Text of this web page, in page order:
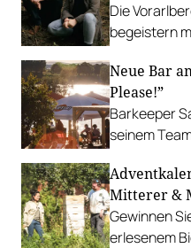
Die
begeistern
nächster
Neue Bar
Please!”
Barkeeper
seinem
Mitterer &
Gewinnen
erlesenem